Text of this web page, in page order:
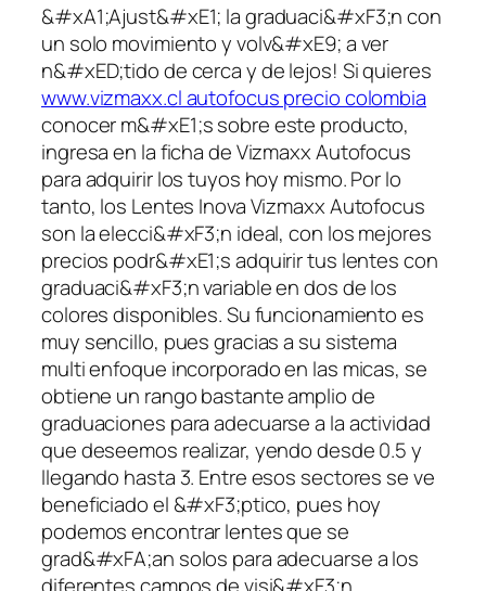
&#xA1;Ajust&#xE1; la graduaci&#xF3;n con
un solo movimiento y volv&#xE9; a ver
n&#xED;tido de cerca y de lejos! Si quieres
www.vizmaxx.cl autofocus precio colombia
conocer m&#xE1;s sobre este producto,
ingresa en la ficha de Vizmaxx Autofocus
para adquirir los tuyos hoy mismo. Por lo
tanto, los Lentes Inova Vizmaxx Autofocus
son la elecci&#xF3;n ideal, con los mejores
precios podr&#xE1;s adquirir tus lentes con
graduaci&#xF3;n variable en dos de los
colores disponibles. Su funcionamiento es
muy sencillo, pues gracias a su sistema
multi enfoque incorporado en las micas, se
obtiene un rango bastante amplio de
graduaciones para adecuarse a la actividad
que deseemos realizar, yendo desde 0.5 y
llegando hasta 3. Entre esos sectores se ve
beneficiado el &#xF3;ptico, pues hoy
podemos encontrar lentes que se
grad&#xFA;an solos para adecuarse a los